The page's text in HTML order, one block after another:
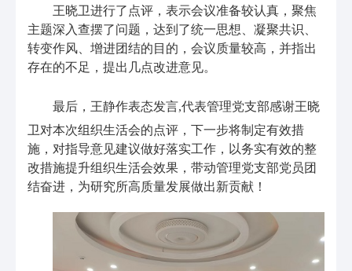
王晓卫进行了点评，表示会议准备较认真，聚焦
主题深入查摆了问题，达到了统一思想、凝聚共识、
转变作风、增进团结的目的，会议质量较高，并指出
存在的不足，提出几点改进意见。
最后，王静作表态发言,代表管理党支部感谢王晓
卫对本次组织生活会的点评，下一步将制定有效措
施，对指导意见建议做好落实工作，以务实有效的整
改措施提升组织生活会效果，带动管理党支部党员团
结奋进，为研究所高质量发展做出新贡献！